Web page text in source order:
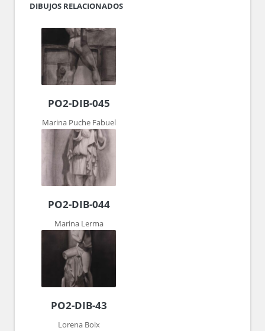
DIBUJOS RELACIONADOS
PO2-DIB-045
Marina Puche Fabuel
PO2-DIB-044
Marina Lerma
PO2-DIB-43
Lorena Boix